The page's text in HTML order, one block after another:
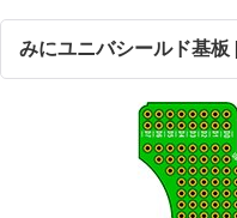
みにユニバシールド基板